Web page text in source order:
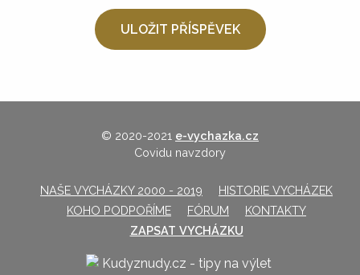
© 2020-2021 e-vychazka.cz
Covidu navzdory
NAŠE VYCHÁZKY 2000 - 2019
HISTORIE VYCHÁZEK
KOHO PODPOŘÍME
FÓRUM
KONTAKTY
ZAPSAT VYCHÁZKU